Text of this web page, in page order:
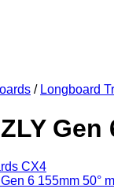
/ Longboard